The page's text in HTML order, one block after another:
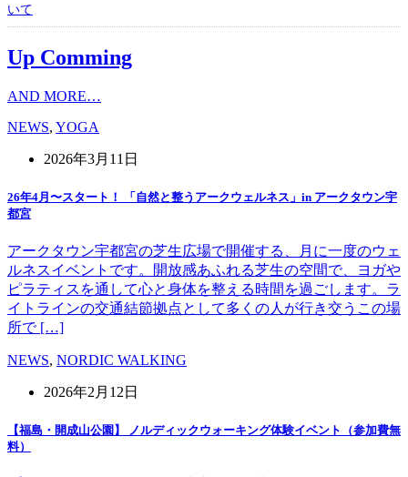
いて
Up Comming
AND MORE…
NEWS, YOGA
2026年3月11日
26年4月〜スタート！ 「自然と整うアークウェルネス」in アークタウン宇
都宮
アークタウン宇都宮の芝生広場で開催する、月に一度のウェ
ルネスイベントです。開放感あふれる芝生の空間で、ヨガや
ピラティスを通して心と身体を整える時間を過ごします。ラ
イトラインの交通結節拠点として多くの人が行き交うこの場
所で […]
NEWS, NORDIC WALKING
2026年2月12日
【福島・開成山公園】 ノルディックウォーキング体験イベント（参加費無
料）